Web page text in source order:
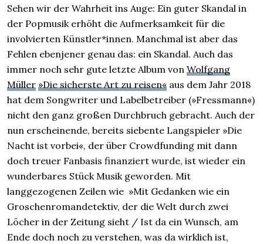
Sehen wir der Wahrheit ins Auge: Ein guter Skandal in
der Popmusik erhöht die Aufmerksamkeit für die
involvierten Künstler*innen. Manchmal ist aber das
Fehlen ebenjener genau das: ein Skandal. Auch das
immer noch sehr gute letzte Album von Wolfgang
Müller »Die sicherste Art zu reisen« aus dem Jahr 2018
hat dem Songwriter und Labelbetreiber (»Fressmann«)
nicht den ganz großen Durchbruch gebracht. Auch der
nun erscheinende, bereits siebente Langspieler »Die
Nacht ist vorbei«, der über Crowdfunding mit dann
doch treuer Fanbasis finanziert wurde, ist wieder ein
wunderbares Stück Musik geworden. Mit
langgezogenen Zeilen wie »Mit Gedanken wie ein
Groschenromandetektiv, der die Welt durch zwei
Löcher in der Zeitung sieht / Ist da ein Wunsch, am
Ende doch noch zu verstehen, was da wirklich ist,